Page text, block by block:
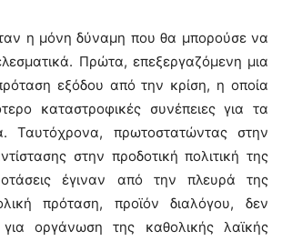
η μόνη δύναμη που θα μπορούσε να
Πρώτα, επεξεργαζόμενη μια
εξόδου από την κρίση, η οποία
καταστροφικές συνέπειες για τα
Ταυτόχρονα, πρωτοστατώντας στην
στην προδοτική πολιτική της
έγιναν από την πλευρά της
πρόταση, προϊόν διαλόγου, δεν
για οργάνωση της καθολικής λαϊκής